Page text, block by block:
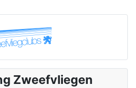
Zweefvliegen